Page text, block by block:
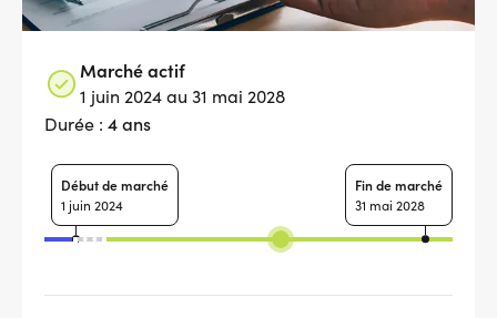
Marché actif
1 juin 2024 au 31 mai 2028
Durée : 4 ans
Début de marché
1 juin 2024
Fin de marché
31 mai 2028